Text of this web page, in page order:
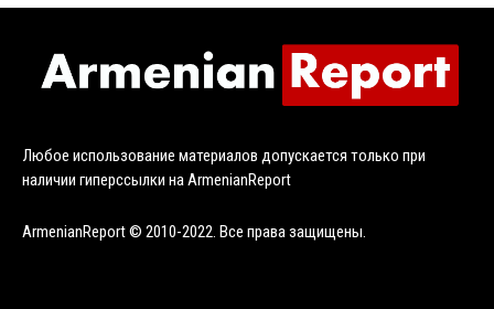
Любое использование материалов допускается только при
наличии гиперссылки на ArmenianReport
ArmenianReport © 2010-2022. Все права защищены.